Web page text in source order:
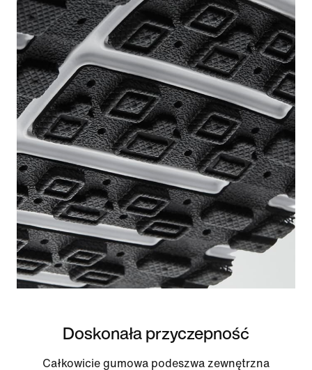
Doskonała przyczepność
Całkowicie gumowa podeszwa zewnętrzna